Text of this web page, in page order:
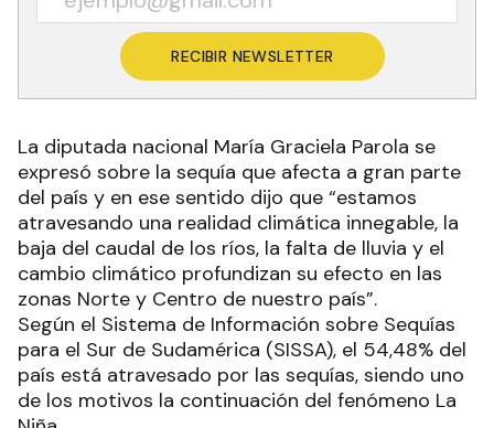
RECIBIR NEWSLETTER
La diputada nacional María Graciela Parola se
expresó sobre la sequía que afecta a gran parte
del país y en ese sentido dijo que “estamos
atravesando una realidad climática innegable, la
baja del caudal de los ríos, la falta de lluvia y el
cambio climático profundizan su efecto en las
zonas Norte y Centro de nuestro país”.
Según el Sistema de Información sobre Sequías
para el Sur de Sudamérica (SISSA), el 54,48% del
país está atravesado por las sequías, siendo uno
de los motivos la continuación del fenómeno La